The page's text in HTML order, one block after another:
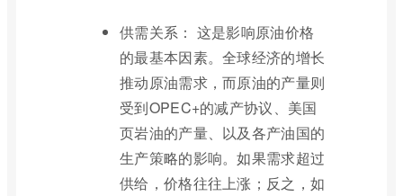
供需关系： 这是影响原油价格
的最基本因素。全球经济的增长
推动原油需求，而原油的产量则
受到OPEC+的减产协议、美国
页岩油的产量、以及各产油国的
生产策略的影响。如果需求超过
供给，价格往往上涨；反之，如